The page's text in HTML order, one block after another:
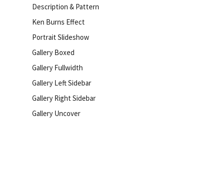
Description & Pattern
Ken Burns Effect
Portrait Slideshow
Gallery Boxed
Gallery Fullwidth
Gallery Left Sidebar
Gallery Right Sidebar
Gallery Uncover